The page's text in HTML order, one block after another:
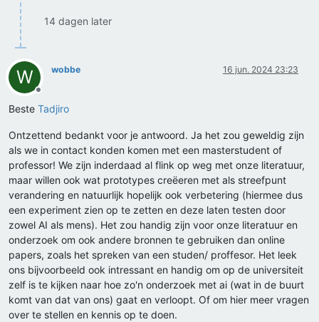
14 dagen later
W
Offline
wobbe 16 jun. 2024 23:23
Beste Tadjiro
Ontzettend bedankt voor je antwoord. Ja het zou geweldig zijn
als we in contact konden komen met een masterstudent of
professor! We zijn inderdaad al flink op weg met onze literatuur,
maar willen ook wat prototypes creëeren met als streefpunt
verandering en natuurlijk hopelijk ook verbetering (hiermee dus
een experiment zien op te zetten en deze laten testen door
zowel AI als mens). Het zou handig zijn voor onze literatuur en
onderzoek om ook andere bronnen te gebruiken dan online
papers, zoals het spreken van een studen/ proffesor. Het leek
ons bijvoorbeeld ook intressant en handig om op de universiteit
zelf is te kijken naar hoe zo'n onderzoek met ai (wat in de buurt
komt van dat van ons) gaat en verloopt. Of om hier meer vragen
over te stellen en kennis op te doen.